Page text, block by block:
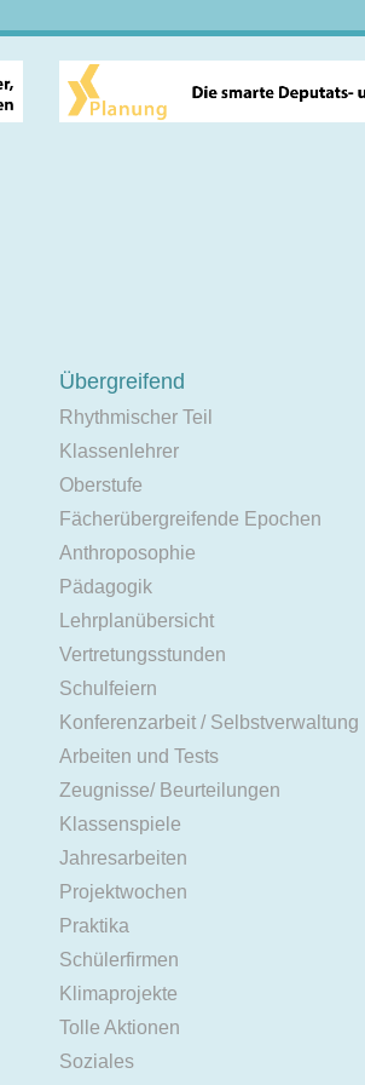
Übergreifend
Rhythmischer Teil
Klassenlehrer
Oberstufe
Fächerübergreifende Epochen
Anthroposophie
Pädagogik
Lehrplanübersicht
Vertretungsstunden
Schulfeiern
Konferenzarbeit / Selbstverwaltung
Arbeiten und Tests
Zeugnisse/ Beurteilungen
Klassenspiele
Jahresarbeiten
Projektwochen
Praktika
Schülerfirmen
Klimaprojekte
Tolle Aktionen
Soziales